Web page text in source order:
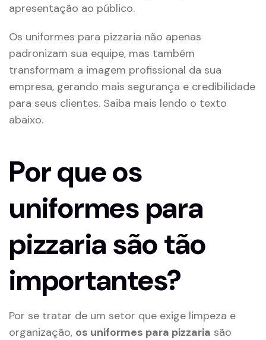
apresentação ao público.
Os uniformes para pizzaria não apenas
padronizam sua equipe, mas também
transformam a imagem profissional da sua
empresa, gerando mais segurança e credibilidade
para seus clientes. Saiba mais lendo o texto
abaixo.
Por que os
uniformes para
pizzaria são tão
importantes?
Por se tratar de um setor que exige limpeza e
organização, os uniformes para pizzaria são